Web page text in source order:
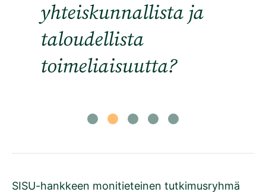
yhteiskunnallista ja
taloudellista
toimeliaisuutta?
SISU-hankkeen monitieteinen tutkimusryhmä